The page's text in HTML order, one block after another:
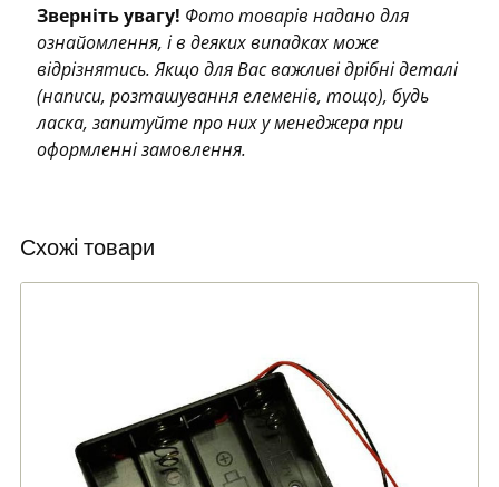
Зверніть увагу! Фото товарів надано для
ознайомлення, і в деяких випадках може
відрізнятись. Якщо для Вас важливі дрібні деталі
(написи, розташування елеменів, тощо), будь
ласка, запитуйте про них у менеджера при
оформленні замовлення.
Схожі товари